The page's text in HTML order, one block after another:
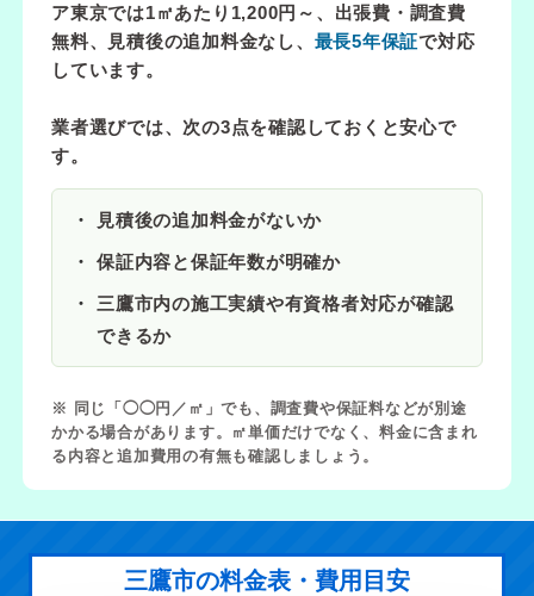
ア東京では1㎡あたり1,200円～ 、出張費・調査費
無料、見積後の追加料金なし、 最長5年保証で対応
しています。
業者選びでは、次の3点を確認しておくと安心で
す。
見積後の追加料金がないか
保証内容と保証年数が明確か
三鷹市内の施工実績や有資格者対応が確認
できるか
※ 同じ「◯◯円／㎡」でも、調査費や保証料などが別途
かかる場合があります。㎡単価だけでなく、料金に含まれ
る内容と追加費用の有無も確認しましょう。
三鷹市の料金表・費用目安